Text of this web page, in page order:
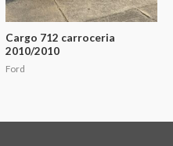
Cargo 712 carroceria
2010/2010
Ford